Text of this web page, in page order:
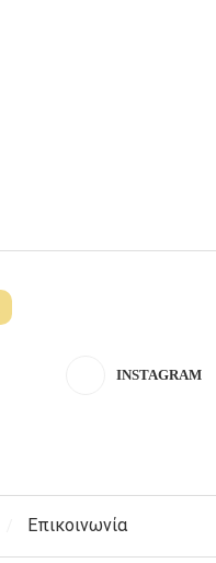
INSTAGRAM
Επικοινωνία